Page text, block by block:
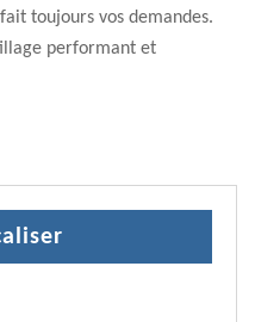
toujours vos demandes.
performant et